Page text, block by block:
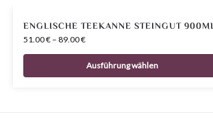
ENGLISCHE TEEKANNE STEINGUT 900ML
51.00€ – 89.00€
Ausführung wählen